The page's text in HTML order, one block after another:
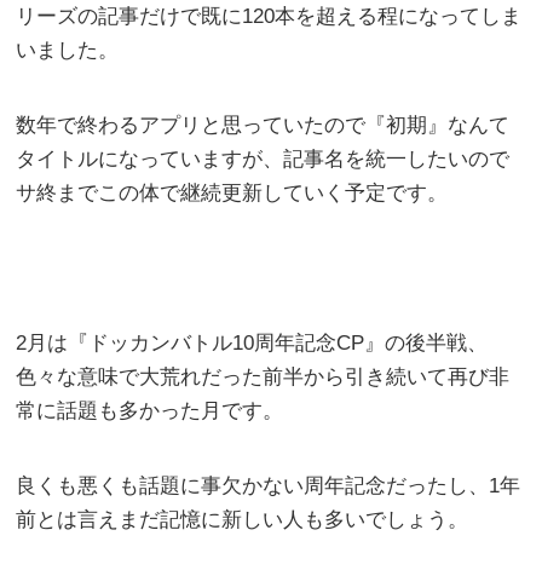
リーズの記事だけで既に120本を超える程になってしま
いました。
数年で終わるアプリと思っていたので『初期』なんて
タイトルになっていますが、記事名を統一したいので
サ終までこの体で継続更新していく予定です。
2月は『ドッカンバトル10周年記念CP』の後半戦、
色々な意味で大荒れだった前半から引き続いて再び非
常に話題も多かった月です。
良くも悪くも話題に事欠かない周年記念だったし、1年
前とは言えまだ記憶に新しい人も多いでしょう。